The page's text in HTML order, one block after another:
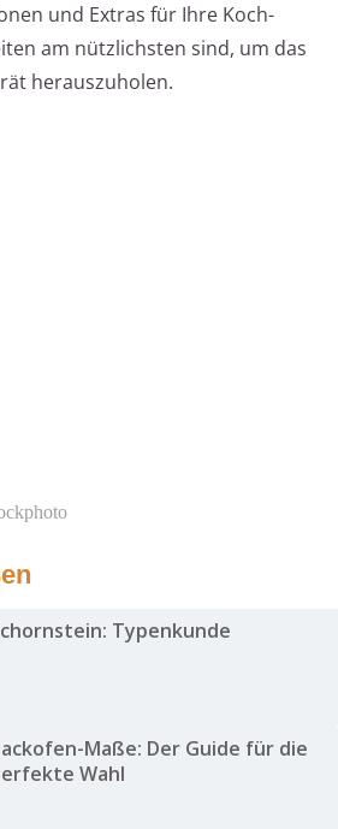
und Extras für Ihre Koch-
am nützlichsten sind, um das
herauszuholen.
Typenkunde
Maße: Der Guide für die
Wahl